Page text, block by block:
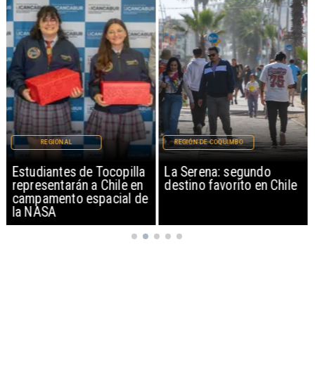
Estudiantes de Tocopilla
representarán a Chile en
campamento espacial de
la NASA
REGIONAL
La Serena: segundo
destino favorito en Chile
REGIÓN DE COQUIMBO